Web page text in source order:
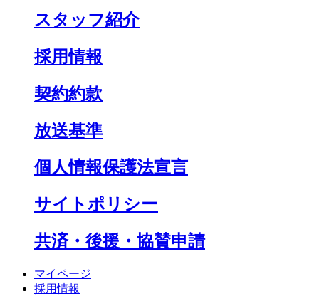
スタッフ紹介
採用情報
契約約款
放送基準
個人情報保護法宣言
サイトポリシー
共済・後援・協賛申請
マイページ
採用情報